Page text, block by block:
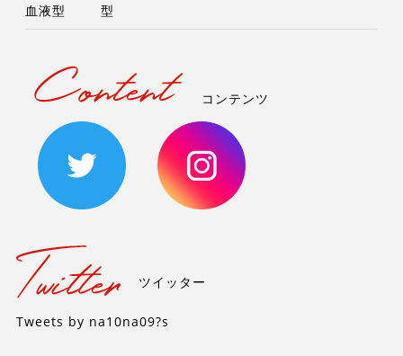
血液型 型
コンテンツ
ツイッター
Tweets by na10na09?s